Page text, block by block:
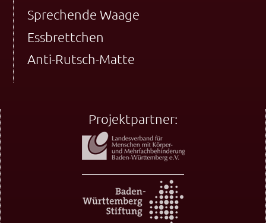
Sprechende Waage
Essbrettchen
Anti-Rutsch-Matte
Projektpartner: